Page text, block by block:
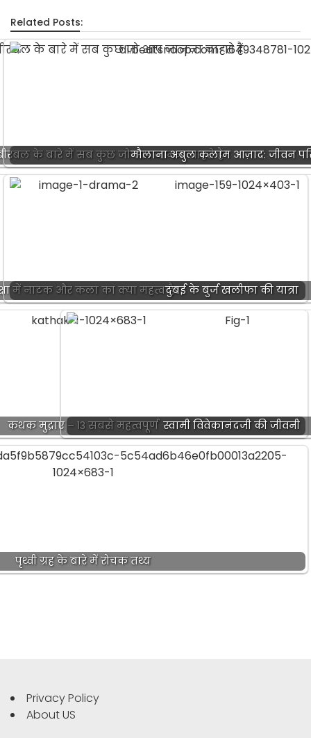
Related Posts:
के बारे में सब कुछ जो आप जानना चाहते हैं
मौलाना अबुल कलाम आज़ाद: जीवन
में नाटक और कला का क्या महत्व है?दुबई के बुर्ज खलीफा की यात्रा
कथक मुद्राएं – १३ सबसे महत्वपूर्ण स्वामी विवेकानंदजी की जीवनी
पृथ्वी ग्रह के बारे में रोचक तथ्य
Privacy Policy
About US